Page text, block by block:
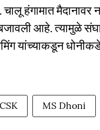
हंगामात
आहे. त्यामुळे
धोनीकडे
CSK MS Dhoni